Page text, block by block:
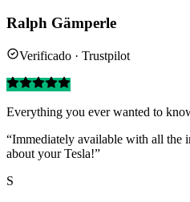
Ralph Gämperle
Verificado · Trustpilot
Everything you ever wanted to
“Immediately available with all the
about your Tesla!”
S